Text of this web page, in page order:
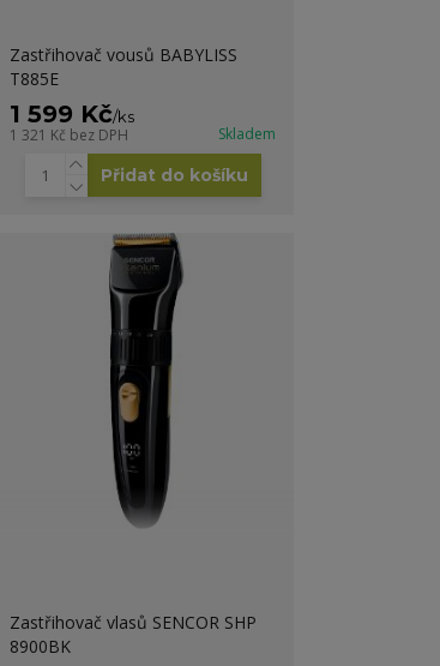
Zastřihovač vousů BABYLISS
T885E
1 599 Kč/ks
1 321 Kč bez DPH Skladem
Přidat do košíku
Zastřihovač vlasů SENCOR SHP
8900BK